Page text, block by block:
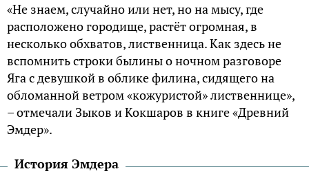
«Не знаем, случайно или нет, но на мысу, где
расположено городище, растёт огромная, в
несколько обхватов, лиственница. Как здесь не
вспомнить строки былины о ночном разговоре
Яга с девушкой в облике филина, сидящего на
обломанной ветром «кожуристой» лиственнице»,
– отмечали Зыков и Кокшаров в книге «Древний
Эмдер».
История Эмдера